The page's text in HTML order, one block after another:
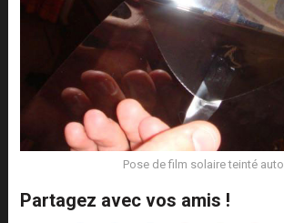
Pose de film solaire teinté auto
Partagez avec vos amis !